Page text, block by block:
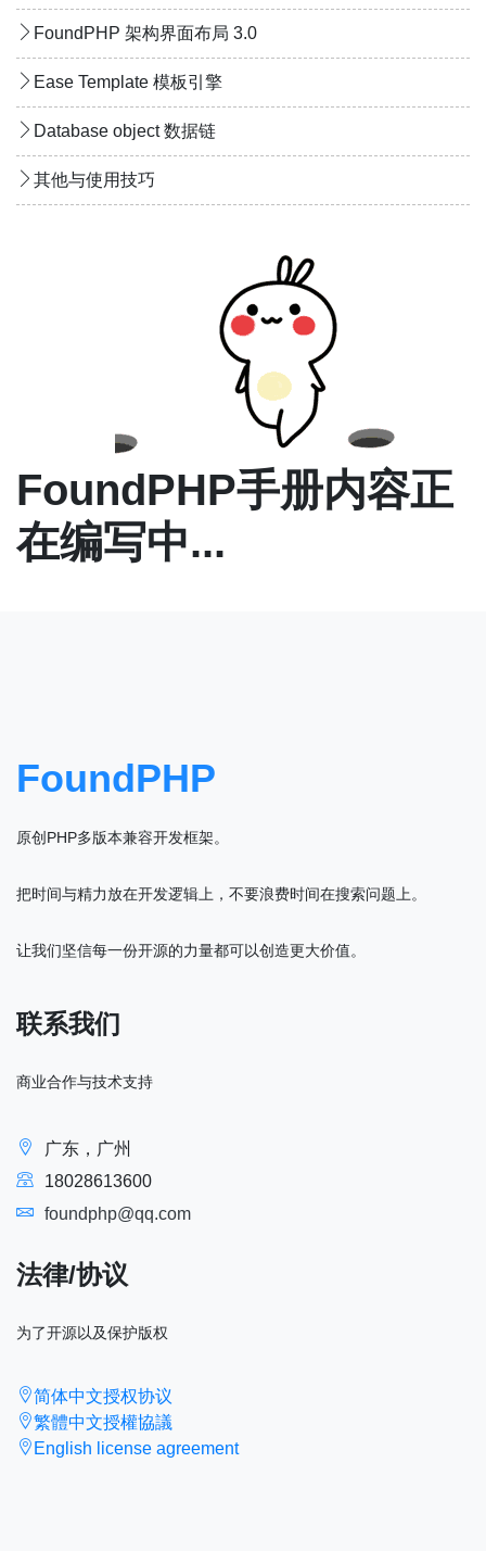
FoundPHP 架构界面布局 3.0
Ease Template 模板引擎
Database object 数据链
其他与使用技巧
FoundPHP手册内容正
在编写中...
FoundPHP
原创PHP多版本兼容开发框架。
把时间与精力放在开发逻辑上，不要浪费时间在搜索问题上。
让我们坚信每一份开源的力量都可以创造更大价值。
联系我们
商业合作与技术支持
广东，广州
18028613600
foundphp@qq.com
法律/协议
为了开源以及保护版权
简体中文授权协议
繁體中文授權協議
English license agreement